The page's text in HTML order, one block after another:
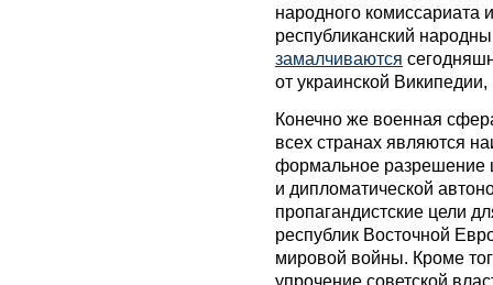
народного комиссариата
республиканский
замалчиваются
от украинской
Конечно же военная
всех странах являются
формальное разрешение
и дипломатической
пропагандистские цели
республик Восточной
мировой войны. Кроме
упрочение советской